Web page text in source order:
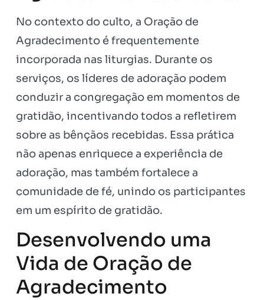
No contexto do culto, a Oração de
Agradecimento é frequentemente
incorporada nas liturgias. Durante os
serviços, os líderes de adoração podem
conduzir a congregação em momentos de
gratidão, incentivando todos a refletirem
sobre as bênçãos recebidas. Essa prática
não apenas enriquece a experiência de
adoração, mas também fortalece a
comunidade de fé, unindo os participantes
em um espírito de gratidão.
Desenvolvendo uma
Vida de Oração de
Agradecimento